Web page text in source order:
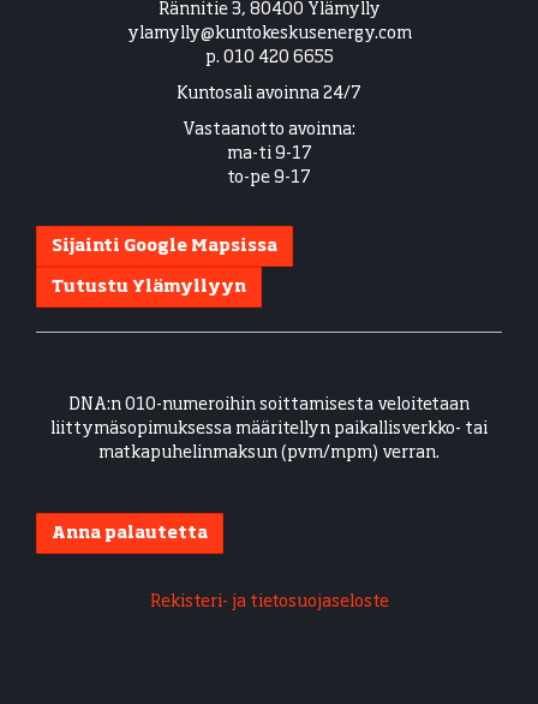
Rännitie 3, 80400 Ylämylly
​​​​​​​ylamylly@kuntokeskusenergy.com
p. 010 420 6655
Kuntosali avoinna 24/7
Vastaanotto avoinna:
ma-ti 9-17
to-pe 9-17
Sijainti Google Mapsissa
Tutustu Ylämyllyyn
DNA:n 010-numeroihin soittamisesta veloitetaan
liittymäsopimuksessa määritellyn paikallisverkko- tai
matkapuhelinmaksun (pvm/mpm) verran.
Anna palautetta
Rekisteri- ja tietosuojaseloste